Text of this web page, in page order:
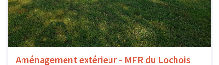
Aménagement extérieur - MFR du Lochois